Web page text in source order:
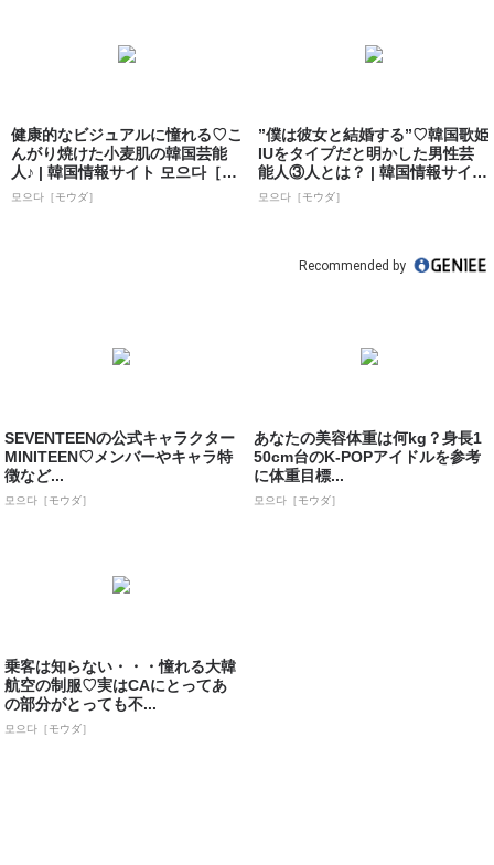
健康的なビジュアルに憧れる♡こ
んがり焼けた小麦肌の韓国芸能
人♪ | 韓国情報サイト 모으다［モ
ウダ］
모으다［モウダ］
”僕は彼女と結婚する”♡韓国歌姫
IUをタイプだと明かした男性芸
能人③人とは？ | 韓国情報サイト
...
모으다［モウダ］
Recommended by
SEVENTEENの公式キャラクター
MINITEEN♡メンバーやキャラ特
徴など...
모으다［モウダ］
あなたの美容体重は何kg？身長1
50cm台のK-POPアイドルを参考
に体重目標...
모으다［モウダ］
乗客は知らない・・・憧れる大韓
航空の制服♡実はCAにとってあ
の部分がとっても不...
모으다［モウダ］